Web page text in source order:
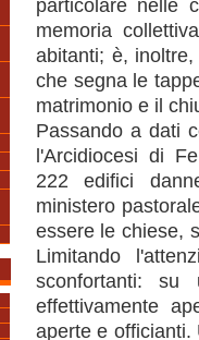
particolare nelle
memoria
abitanti; è,
che segna le
matrimonio e il
Passando a dati
l'Arcidiocesi di
222 edifici
ministero
essere le chiese,
Limitando
sconfortanti:
effettivamente
aperte e officianti.